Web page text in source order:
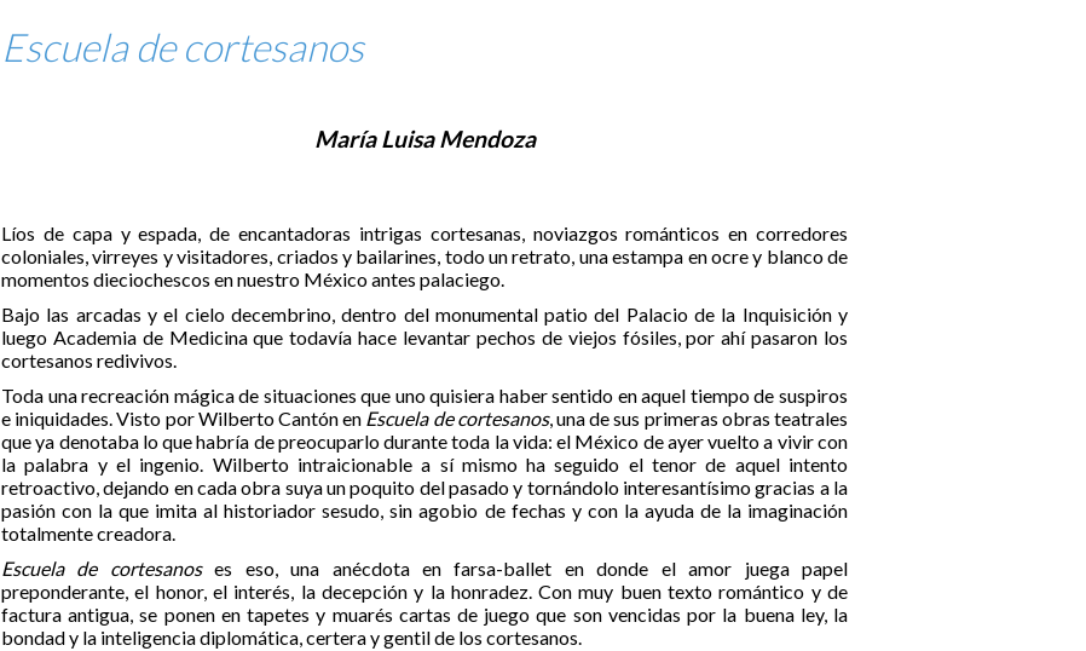
Escuela de cortesanos
María Luisa Mendoza
Líos de capa y espada, de encantadoras intrigas cortesanas, noviazgos románticos en corredores
coloniales, virreyes y visitadores, criados y bailarines, todo un retrato, una estampa en ocre y blanco de
momentos dieciochescos en nuestro México antes palaciego.
Bajo las arcadas y el cielo decembrino, dentro del monumental patio del Palacio de la Inquisición y
luego Academia de Medicina que todavía hace levantar pechos de viejos fósiles, por ahí pasaron los
cortesanos redivivos.
Toda una recreación mágica de situaciones que uno quisiera haber sentido en aquel tiempo de suspiros
e iniquidades. Visto por Wilberto Cantón en Escuela de cortesanos, una de sus primeras obras teatrales
que ya denotaba lo que habría de preocuparlo durante toda la vida: el México de ayer vuelto a vivir con
la palabra y el ingenio. Wilberto intraicionable a sí mismo ha seguido el tenor de aquel intento
retroactivo, dejando en cada obra suya un poquito del pasado y tornándolo interesantísimo gracias a la
pasión con la que imita al historiador sesudo, sin agobio de fechas y con la ayuda de la imaginación
totalmente creadora.
Escuela de cortesanoses eso, una anécdota en farsa-ballet en donde el amor juega papel
preponderante, el honor, el interés, la decepción y la honradez. Con muy buen texto romántico y de
factura antigua, se ponen en tapetes y muarés cartas de juego que son vencidas por la buena ley, la
bondad y la inteligencia diplomática, certera y gentil de los cortesanos.